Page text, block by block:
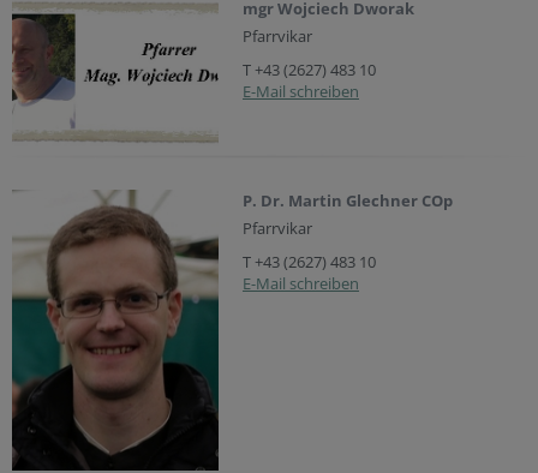
mgr Wojciech Dworak
Pfarrvikar
T +43 (2627) 483 10
E-Mail schreiben
P. Dr. Martin Glechner COp
Pfarrvikar
T +43 (2627) 483 10
E-Mail schreiben